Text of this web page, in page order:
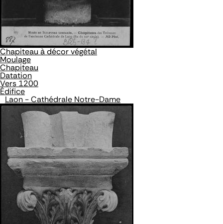
Chapiteau à décor végétal
Moulage
Chapiteau
Datation
Vers 1200
Édifice
Laon - Cathédrale Notre-Dame